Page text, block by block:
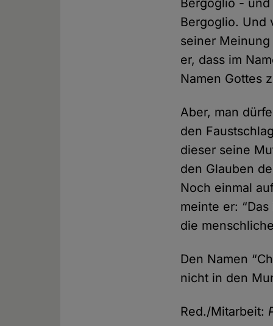
Bergoglio -
Bergoglio. Und
seiner
er, dass im
Namen Gottes
Aber, man
den
dieser seine
den Glauben
Noch einmal
meinte er:
die
Den Namen
nicht in den
Red./Mitarbeit: